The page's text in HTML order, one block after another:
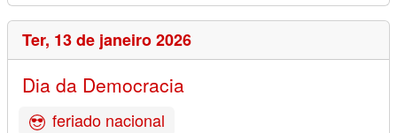
Ter, 13 de janeiro 2026
Dia da Democracia
feriado nacional